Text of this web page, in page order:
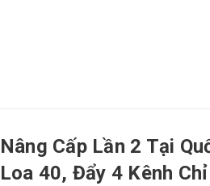
Nâng Cấp Lần 2 Tại
Loa 40, Đẩy 4 Kênh